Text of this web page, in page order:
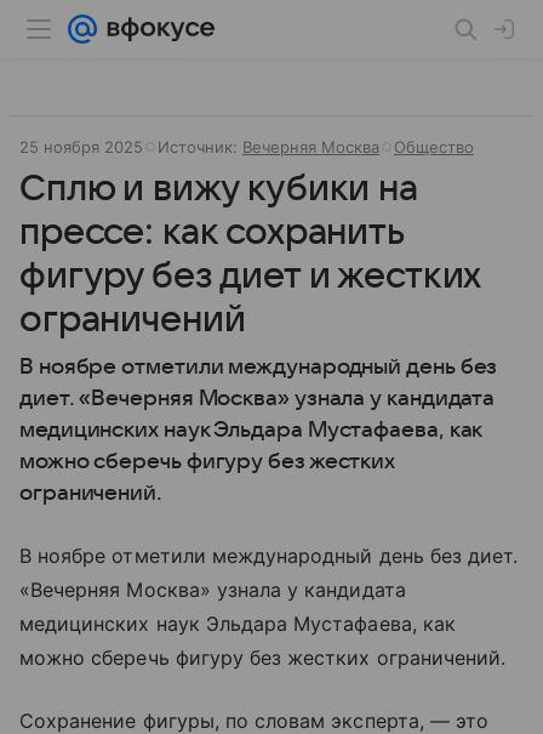
25 ноября 2025 Источник: Вечерняя Москва Общество
Сплю и вижу кубики на
прессе: как сохранить
фигуру без диет и жестких
ограничений
В ноябре отметили международный день без
диет. «Вечерняя Москва» узнала у кандидата
медицинских наук Эльдара Мустафаева, как
можно сберечь фигуру без жестких
ограничений.
В ноябре отметили международный день без диет.
«Вечерняя Москва» узнала у кандидата
медицинских наук Эльдара Мустафаева, как
можно сберечь фигуру без жестких ограничений.
Сохранение фигуры, по словам эксперта, — это